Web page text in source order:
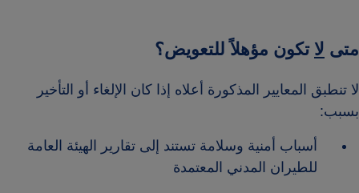
متى لا تكون مؤهلاً للتعويض؟
لا تنطبق المعايير المذكورة أعلاه إذا كان الإلغاء أو التأخير
بسبب:
أسباب أمنية وسلامة تستند إلى تقارير الهيئة العامة
للطيران المدني المعتمدة